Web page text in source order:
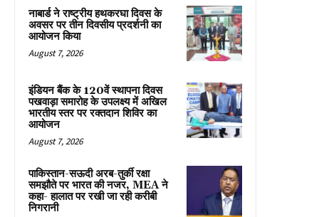
नाबार्ड ने राष्ट्रीय हथकरघा दिवस के
अवसर पर तीन दिवसीय प्रदर्शनी का
आयोजन किया
August 7, 2026
इंडियन बैंक के 120वें स्थापना दिवस
पखवाड़ा समारोह के उपलक्ष्य में अखिल
भारतीय स्तर पर रक्तदान शिविर का
आयोजन
August 7, 2026
पाकिस्तान-सऊदी अरब-तुर्की रक्षा
समझौते पर भारत की नजर, MEA ने
कहा- हालात पर रखी जा रही करीबी
निगरानी